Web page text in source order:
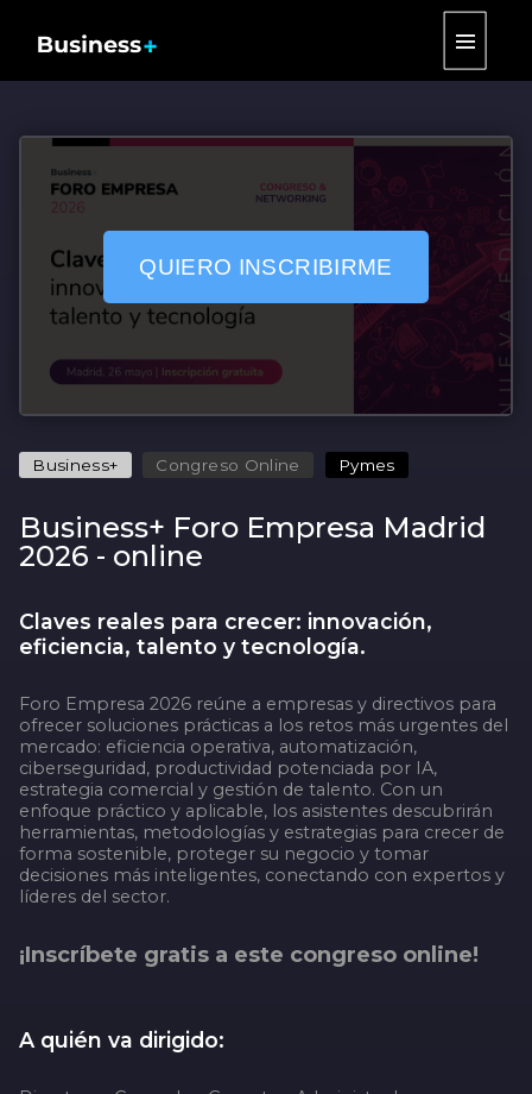
|||
QUIERO INSCRIBIRME
Business+ Congreso Online Pymes
Business+ Foro Empresa Madrid
2026 - online
Claves reales para crecer: innovación,
eficiencia, talento y tecnología.
Foro Empresa 2026 reúne a empresas y directivos para
ofrecer soluciones prácticas a los retos más urgentes del
mercado: eficiencia operativa, automatización,
ciberseguridad, productividad potenciada por IA,
estrategia comercial y gestión de talento. Con un
enfoque práctico y aplicable, los asistentes descubrirán
herramientas, metodologías y estrategias para crecer de
forma sostenible, proteger su negocio y tomar
decisiones más inteligentes, conectando con expertos y
líderes del sector.
¡Inscríbete gratis a este congreso online!
A quién va dirigido: